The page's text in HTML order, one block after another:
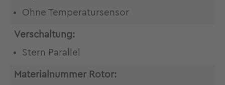
Ohne Temperatursensor
Verschaltung:
Stern Parallel
Materialnummer Rotor: